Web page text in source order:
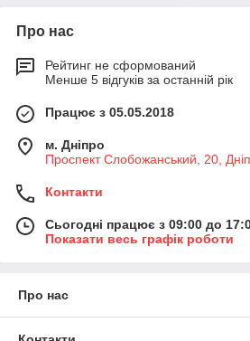
Про нас
Рейтинг не сформований
Менше 5 відгуків за останній рік
Працює з 05.05.2018
м. Дніпро
Проспект Слобожанський, 20,
Контакти
Сьогодні працює з 09:00 до
Показати весь графік роботи
Про нас